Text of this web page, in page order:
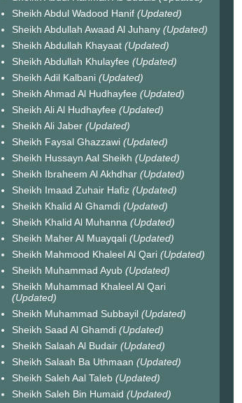
Sheikh Abdul Wadood Hanif (Updated)
Sheikh Abdullah Awaad Al Juhany (Updated)
Sheikh Abdullah Khayaat (Updated)
Sheikh Abdullah Khulayfee (Updated)
Sheikh Adil Kalbani (Updated)
Sheikh Ahmad Al Hudhayfee (Updated)
Sheikh Ali Al Hudhayfee (Updated)
Sheikh Ali Jaber (Updated)
Sheikh Faysal Ghazzawi (Updated)
Sheikh Hussayn Aal Sheikh (Updated)
Sheikh Ibraheem Al Akhdhar (Updated)
Sheikh Imaad Zuhair Hafiz (Updated)
Sheikh Khalid Al Ghamdi (Updated)
Sheikh Khalid Al Muhanna (Updated)
Sheikh Maher Al Muayqali (Updated)
Sheikh Mahmood Khaleel Al Qari (Updated)
Sheikh Muhammad Ayub (Updated)
Sheikh Muhammad Khaleel Al Qari
(Updated)
Sheikh Muhammad Subbayil (Updated)
Sheikh Saad Al Ghamdi (Updated)
Sheikh Salaah Al Budair (Updated)
Sheikh Salaah Ba Uthmaan (Updated)
Sheikh Saleh Aal Taleb (Updated)
Sheikh Saleh Bin Humaid (Updated)